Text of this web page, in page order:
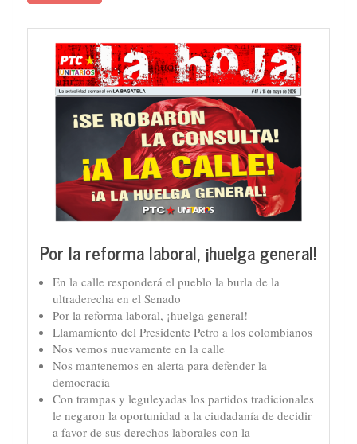
Por la reforma laboral, ¡huelga general!
En la calle responderá el pueblo la burla de la
ultraderecha en el Senado
Por la reforma laboral, ¡huelga general!
Llamamiento del Presidente Petro a los colombianos
Nos vemos nuevamente en la calle
Nos mantenemos en alerta para defender la
democracia
Con trampas y leguleyadas los partidos tradicionales
le negaron la oportunidad a la ciudadanía de decidir
a favor de sus derechos laborales con la